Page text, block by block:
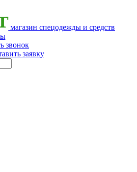
магазин спецодежды и средств
звонок
заявку